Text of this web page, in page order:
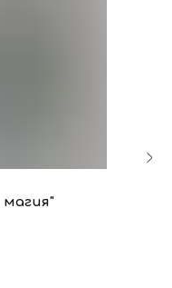
магия"